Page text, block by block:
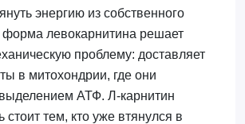
энергию из собственного
левокарнитина решает
проблему: доставляет
в митохондрии, где они
АТФ. Л-карнитин
стоит тем, кто уже втянулся в